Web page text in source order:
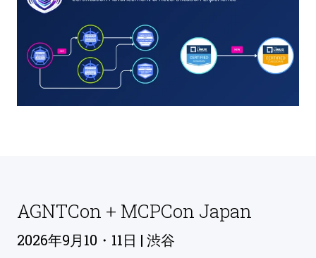
AGNTCon + MCPCon Japan
2026年9月10・11日 | 渋谷